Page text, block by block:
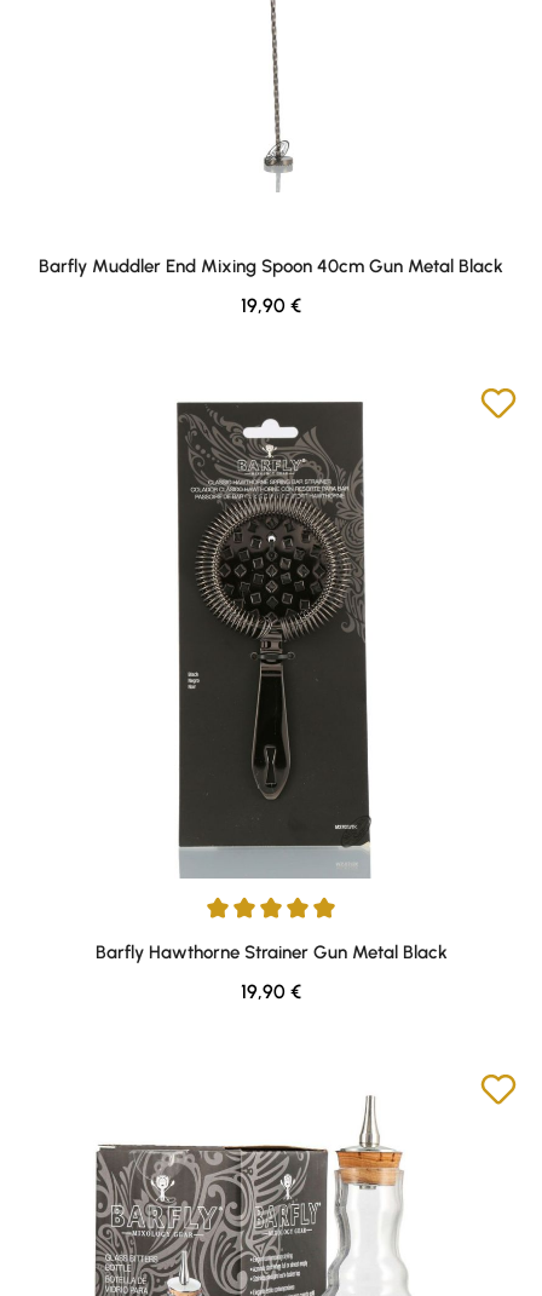
Barfly Muddler End Mixing Spoon 40cm Gun Metal Black
Regulärer Preis:
19,90 €
Durchschnittliche Bewertung von 5 von 5 Sternen
Barfly Hawthorne Strainer Gun Metal Black
Regulärer Preis:
19,90 €